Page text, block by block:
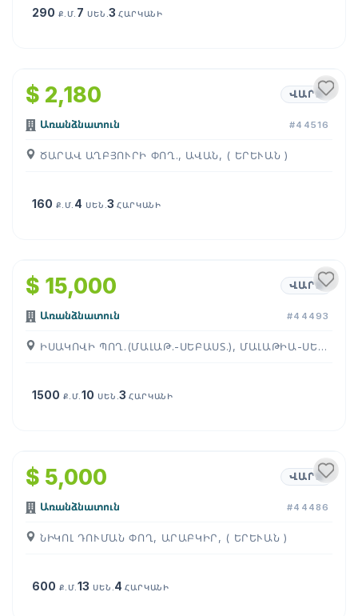
290 Ք.Մ. 7 ՍԵՆ.3ՀԱՐԿԱՆԻ
$ 2,180 ՎԱՐՁ
Առանձնատուն #44516
ԾԱՐԱՎ ԱՂԲՅՈՒՐԻ ՓՈՂ., ԱՎԱՆ, ( ԵՐԵՒԱՆ )
160 Ք.Մ. 4 ՍԵՆ.3ՀԱՐԿԱՆԻ
$ 15,000 ՎԱՐՁ
Առանձնատուն #44493
ԻՍԱԿՈՎԻ ՊՈՂ.(ՄԱԼԱԹ.-ՍԵԲԱՍՏ.), ՄԱԼԱԹԻԱ-ՍԵԲԱՍՏԻԱ, ( ԵՐԵՒԱՆ )
1500 Ք.Մ.10 ՍԵՆ.3ՀԱՐԿԱՆԻ
$ 5,000 ՎԱՐՁ
Առանձնատուն #44486
ՆԻԿՈԼ ԴՈՒՄԱՆ ՓՈՂ, ԱՐԱԲԿԻՐ, ( ԵՐԵՒԱՆ )
600 Ք.Մ.13 ՍԵՆ. 4ՀԱՐԿԱՆԻ